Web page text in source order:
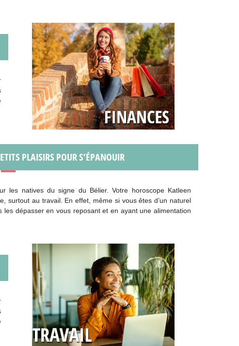
PLAISIRS POUR S’ÉPANOUIR
les natives du signe du Bélier. Votre horoscope Katleen
surtout au travail. En effet, même si vous êtes d’un naturel
dépasser en vous reposant et en ayant une alimentation